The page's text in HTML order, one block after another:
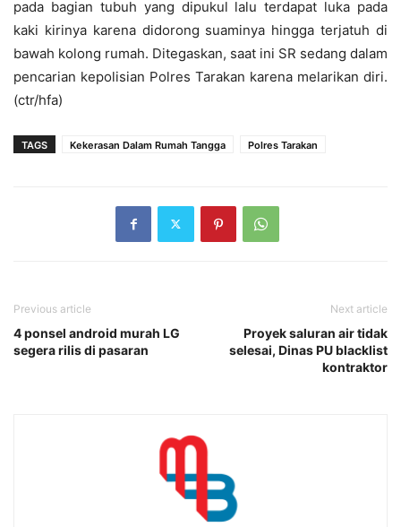
pada bagian tubuh yang dipukul lalu terdapat luka pada
kaki kirinya karena didorong suaminya hingga terjatuh di
bawah kolong rumah. Ditegaskan, saat ini SR sedang dalam
pencarian kepolisian Polres Tarakan karena melarikan diri.
(ctr/hfa)
TAGS Kekerasan Dalam Rumah Tangga Polres Tarakan
Previous article
4 ponsel android murah LG
segera rilis di pasaran
Next article
Proyek saluran air tidak
selesai, Dinas PU blacklist
kontraktor